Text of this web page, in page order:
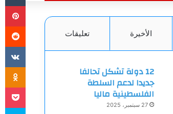
الأخيرة تعليقات
12 دولة تشكل تحالفا
جديدا لدعم السلطة
الفلسطينية ماليا
27 سبتمبر، 2025